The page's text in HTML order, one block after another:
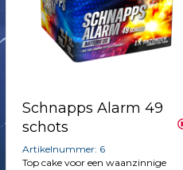
Schnapps Alarm 49
schots
Artikelnummer: 6
Top cake voor een waanzinnige